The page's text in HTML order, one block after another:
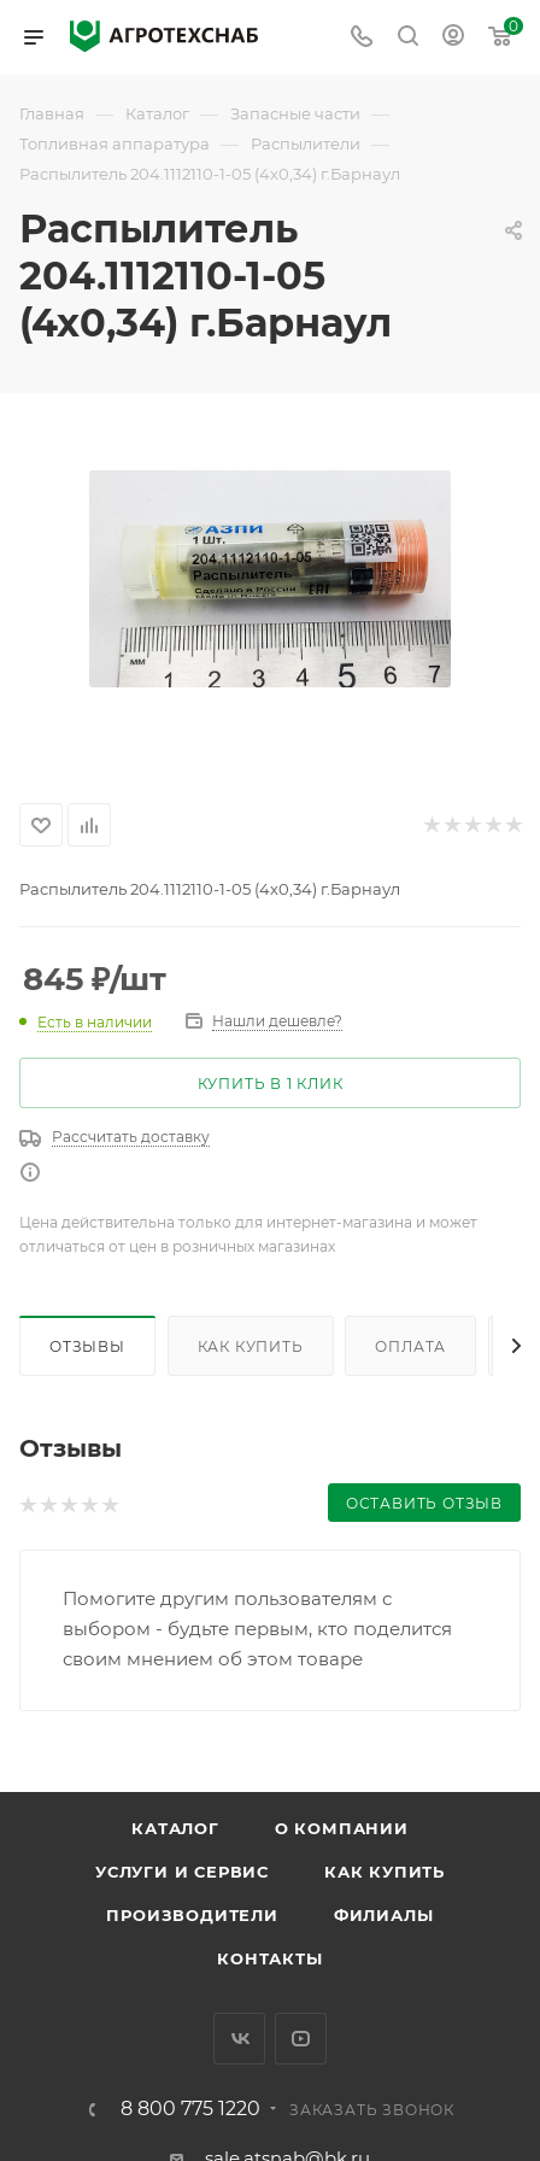
0
Главная — Каталог — Запасные части —
Топливная аппаратура — Распылители —
Распылитель 204.1112110-1-05 (4х0,34) г.Барнаул
Распылитель
204.1112110-1-05
(4х0,34) г.Барнаул
Распылитель 204.1112110-1-05 (4х0,34) г.Барнаул
845 ₽/шт
Есть в наличии Нашли дешевле?
КУПИТЬ В 1 КЛИК
Рассчитать доставку
Цена действительна только для интернет-магазина и может
отличаться от цен в розничных магазинах
ОТЗЫВЫ КАК КУПИТЬ ОПЛАТА
Отзывы
ОСТАВИТЬ ОТЗЫВ
Помогите другим пользователям с
выбором - будьте первым, кто поделится
своим мнением об этом товаре
КАТАЛОГ О КОМПАНИИ
УСЛУГИ И СЕРВИС КАК КУПИТЬ
ПРОИЗВОДИТЕЛИ ФИЛИАЛЫ
КОНТАКТЫ
8 800 775 1220 ЗАКАЗАТЬ ЗВОНОК